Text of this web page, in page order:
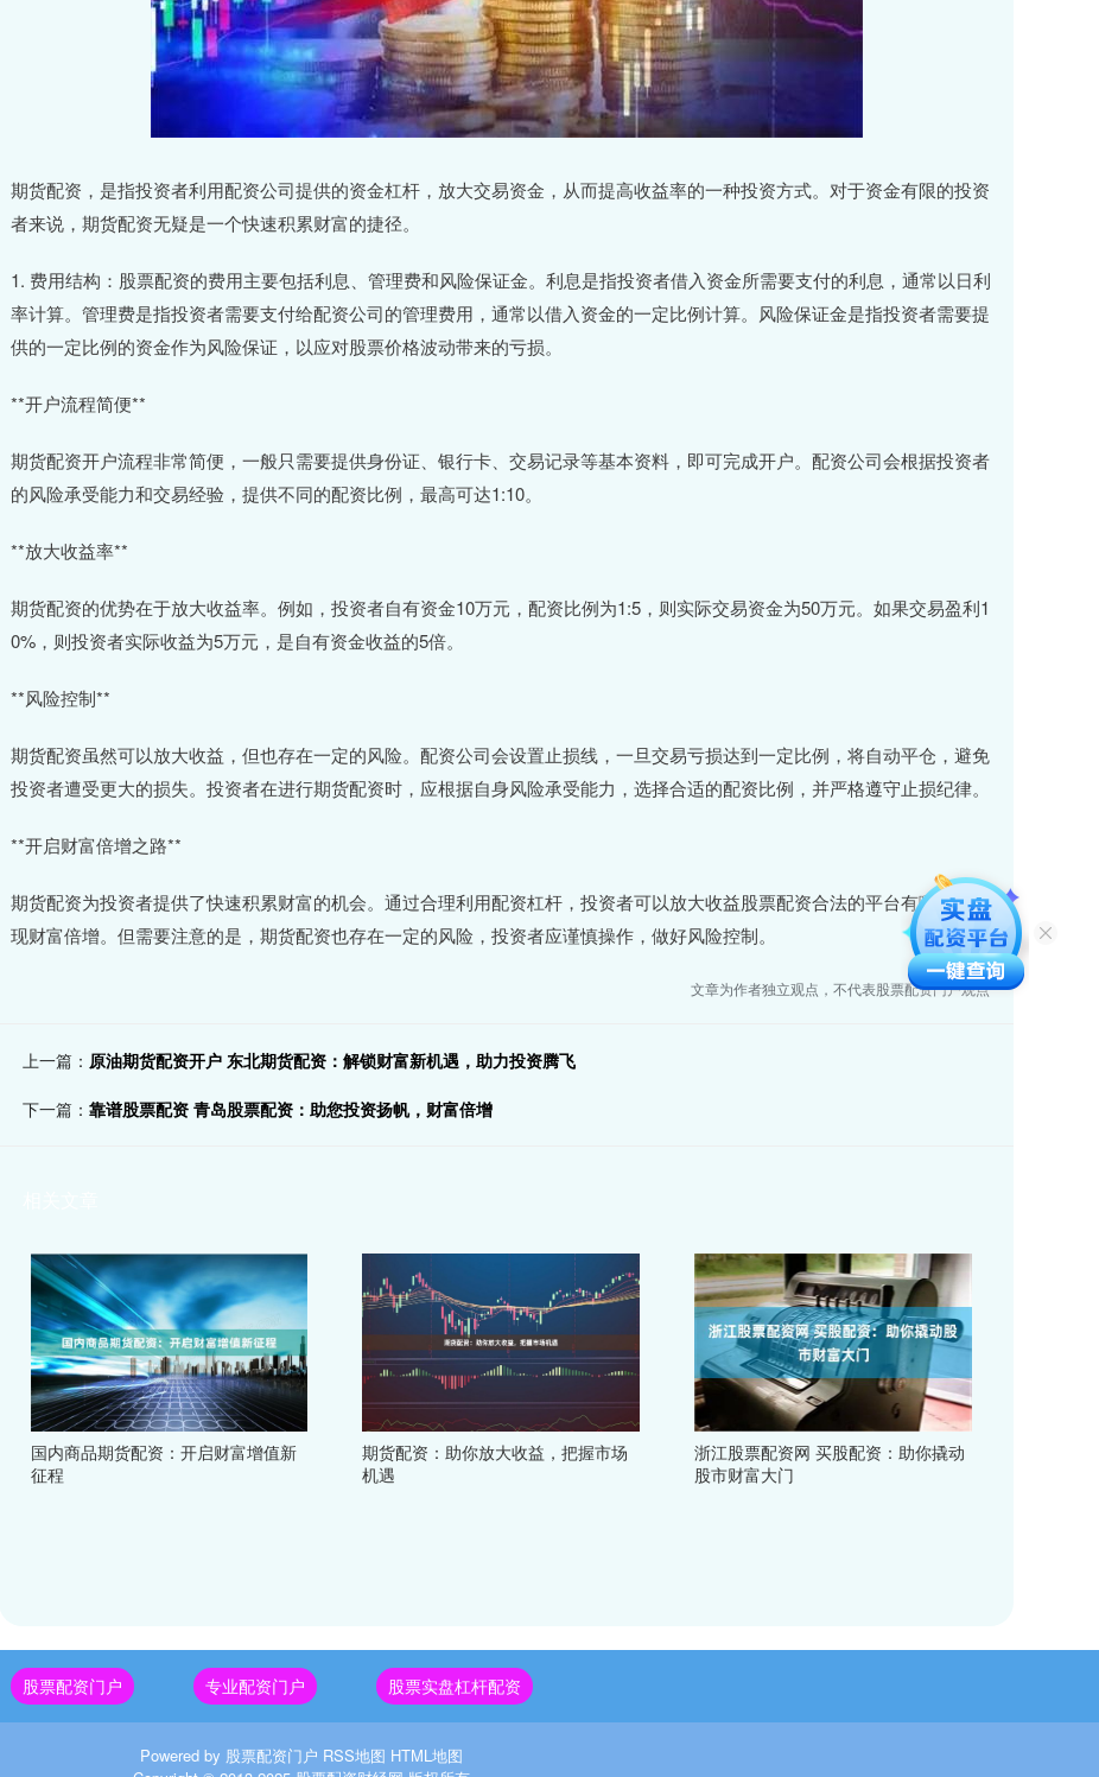
期货配资，是指投资者利用配资公司提供的资金杠杆，放大交易资金，从而提高收益率的一种投资方式。对于资金有限的投资
者来说，期货配资无疑是一个快速积累财富的捷径。
1. 费用结构：股票配资的费用主要包括利息、管理费和风险保证金。利息是指投资者借入资金所需要支付的利息，通常以日利
率计算。管理费是指投资者需要支付给配资公司的管理费用，通常以借入资金的一定比例计算。风险保证金是指投资者需要提
供的一定比例的资金作为风险保证，以应对股票价格波动带来的亏损。
**开户流程简便**
期货配资开户流程非常简便，一般只需要提供身份证、银行卡、交易记录等基本资料，即可完成开户。配资公司会根据投资者
的风险承受能力和交易经验，提供不同的配资比例，最高可达1:10。
**放大收益率**
期货配资的优势在于放大收益率。例如，投资者自有资金10万元，配资比例为1:5，则实际交易资金为50万元。如果交易盈利1
0%，则投资者实际收益为5万元，是自有资金收益的5倍。
**风险控制**
期货配资虽然可以放大收益，但也存在一定的风险。配资公司会设置止损线，一旦交易亏损达到一定比例，将自动平仓，避免
投资者遭受更大的损失。投资者在进行期货配资时，应根据自身风险承受能力，选择合适的配资比例，并严格遵守止损纪律。
**开启财富倍增之路**
期货配资为投资者提供了快速积累财富的机会。通过合理利用配资杠杆，投资者可以放大收益股票配资合法的平台有哪些，实
现财富倍增。但需要注意的是，期货配资也存在一定的风险，投资者应谨慎操作，做好风险控制。
文章为作者独立观点，不代表股票配资门户观点
上一篇： 原油期货配资开户 东北期货配资：解锁财富新机遇，助力投资腾飞
下一篇： 靠谱股票配资 青岛股票配资：助您投资扬帆，财富倍增
国内商品期货配资：开启财富增值新
征程
期货配资：助你放大收益，把握市场
机遇
浙江股票配资网 买股配资：助你撬动
股市财富大门
股票配资门户 专业配资门户 股票实盘杠杆配资
Powered by 股票配资门户 RSS地图 HTML地图